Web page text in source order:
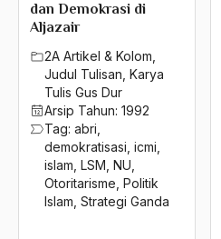
dan Demokrasi di
Aljazair
2A Artikel & Kolom
Judul Tulisan Karya
Tulis Gus Dur
Arsip Tahun: 1992
Tag: abri
demokratisasi icmi
islam LSM NU
Otoritarisme Politik
Islam Strategi Ganda
Islam Moderat
Islam MOdern
islam nusantara
Islam Politik
Islam Sempalan
Islam Sosial-kultural